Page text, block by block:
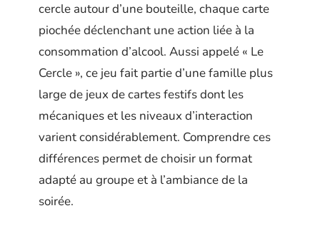
cercle autour d’une bouteille, chaque carte
piochée déclenchant une action liée à la
consommation d’alcool. Aussi appelé « Le
Cercle », ce jeu fait partie d’une famille plus
large de jeux de cartes festifs dont les
mécaniques et les niveaux d’interaction
varient considérablement. Comprendre ces
différences permet de choisir un format
adapté au groupe et à l’ambiance de la
soirée.